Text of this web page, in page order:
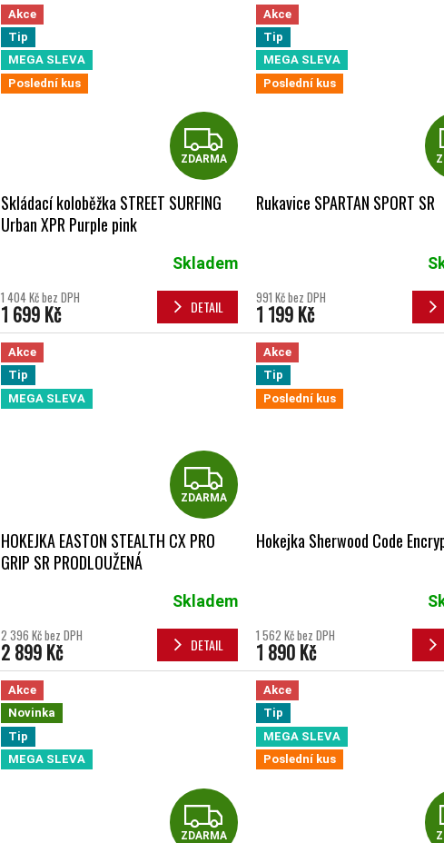
Akce
Tip
MEGA SLEVA
Poslední kus
ZDARMA
ZDARMA
Skládací koloběžka STREET SURFING
Urban XPR Purple pink
Skladem
1 404 Kč bez DPH
1 699 Kč DETAIL
Akce
Tip
MEGA SLEVA
Poslední kus
Rukavice SPARTAN SPORT SR
Průměrné hodnocení produktu je
991 Kč bez DPH
1 199 Kč
Akce
Tip
MEGA SLEVA
ZDARMA
ZDARMA
HOKEJKA EASTON STEALTH CX PRO
GRIP SR PRODLOUŽENÁ
Skladem
2 396 Kč bez DPH
2 899 Kč DETAIL
Akce
Tip
Poslední kus
Hokejka Sherwood Code
1 562 Kč bez DPH
1 890 Kč
Akce
Novinka
Tip
MEGA SLEVA
ZDARMA
ZDARMA
Akce
Tip
MEGA SLEVA
Poslední kus